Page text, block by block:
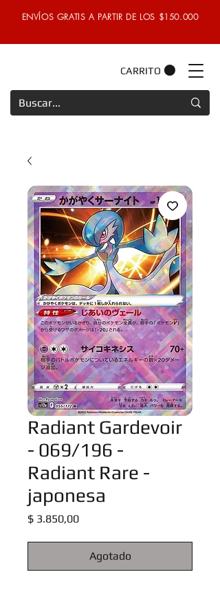
ENVÍOS GRATIS A PARTIR DE LOS $150.000
CARRITO
Radiant Gardevoir
- 069/196 -
Radiant Rare -
japonesa
$ 3.850,00Precio
Agotado